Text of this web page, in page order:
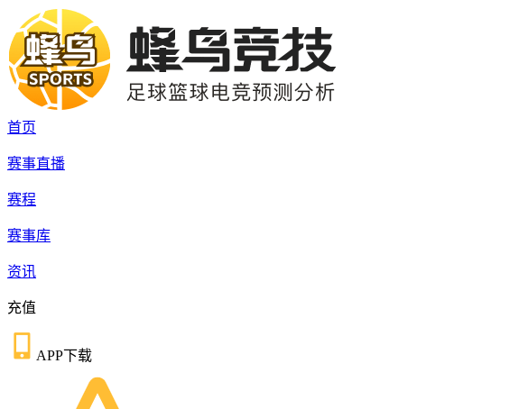
首页
赛事直播
赛程
赛事库
资讯
充值
APP下载